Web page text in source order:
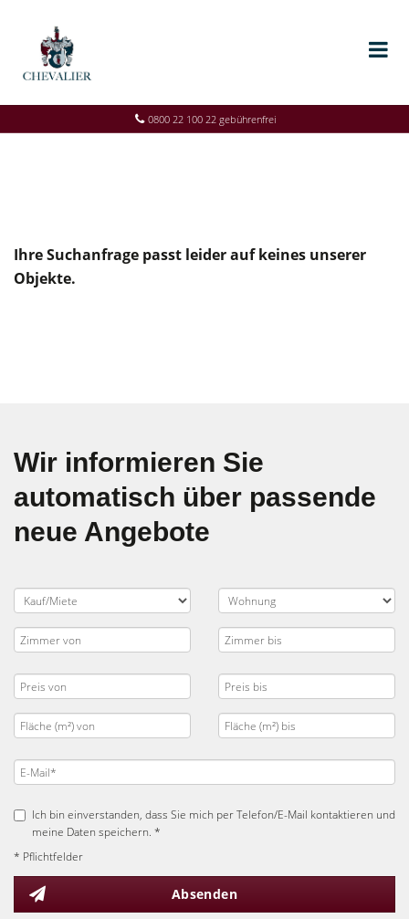
0800 22 100 22 gebührenfrei
Ihre Suchanfrage passt leider auf keines unserer
Objekte.
Wir informieren Sie
automatisch über passende
neue Angebote
Ich bin einverstanden, dass Sie mich per Telefon/E-Mail kontaktieren und
meine Daten speichern. *
* Pflichtfelder
Absenden